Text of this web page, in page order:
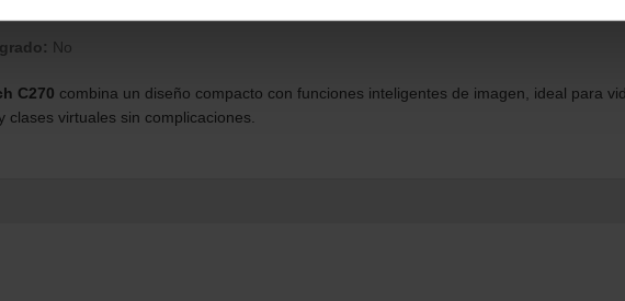
No
C270 combina un diseño compacto con funciones inteligentes de imagen, ideal para
clases virtuales sin complicaciones.